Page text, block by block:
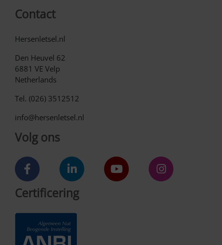
Contact
Hersenletsel.nl
Den Heuvel 62
6881 VE Velp
Netherlands
Tel. (026) 3512512
info@hersenletsel.nl
Volg ons
Certificering